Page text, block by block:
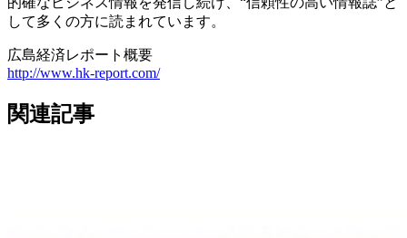
して多くの方に読まれています。
広島経済レポート概要
http://www.hk-report.com/
関連記事